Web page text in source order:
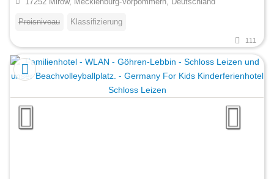
Preisniveau Klassifizierung
111